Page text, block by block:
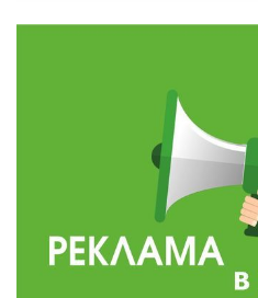
Обмежено
вмотивований: Як
артилерії
490 пацієнтів та 15
«Альянс
підсумки роботи
області